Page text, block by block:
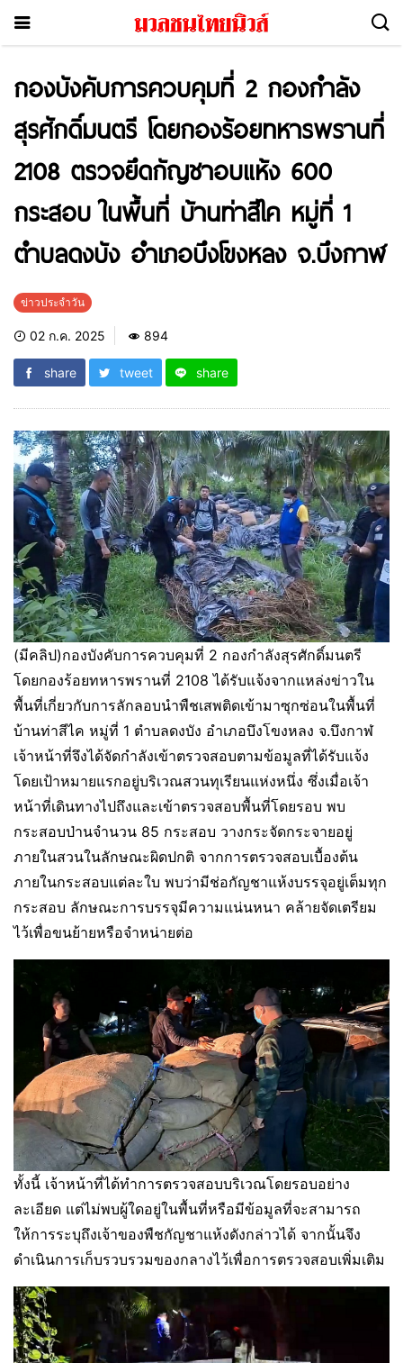
กองบังคับการควบคุมที่ 2 กองกำลัง
สุรศักดิ์มนตรี โดยกองร้อยทหารพรานที่
2108 ตรวจยึดกัญชาอบแห้ง 600
กระสอบ ในพื้นที่ บ้านท่าสีไค หมู่ที่ 1
ตำบลดงบัง อำเภอบึงโขงหลง จ.บึงกาฬ
ข่าวประจำวัน
02 ก.ค. 2025 894
share tweet share
(มีคลิป)กองบังคับการควบคุมที่ 2 กองกำลังสุรศักดิ์มนตรี
โดยกองร้อยทหารพรานที่ 2108 ได้รับแจ้งจากแหล่งข่าวใน
พื้นที่เกี่ยวกับการลักลอบนำพืชเสพติดเข้ามาซุกซ่อนในพื้นที่
บ้านท่าสีไค หมู่ที่ 1 ตำบลดงบัง อำเภอบึงโขงหลง จ.บึงกาฬ
เจ้าหน้าที่จึงได้จัดกำลังเข้าตรวจสอบตามข้อมูลที่ได้รับแจ้ง
โดยเป้าหมายแรกอยู่บริเวณสวนทุเรียนแห่งหนึ่ง ซึ่งเมื่อเจ้า
หน้าที่เดินทางไปถึงและเข้าตรวจสอบพื้นที่โดยรอบ พบ
กระสอบป่านจำนวน 85 กระสอบ วางกระจัดกระจายอยู่
ภายในสวนในลักษณะผิดปกติ จากการตรวจสอบเบื้องต้น
ภายในกระสอบแต่ละใบ พบว่ามีช่อกัญชาแห้งบรรจุอยู่เต็มทุก
กระสอบ ลักษณะการบรรจุมีความแน่นหนา คล้ายจัดเตรียม
ไว้เพื่อขนย้ายหรือจำหน่ายต่อ
ทั้งนี้ เจ้าหน้าที่ได้ทำการตรวจสอบบริเวณโดยรอบอย่าง
ละเอียด แต่ไม่พบผู้ใดอยู่ในพื้นที่หรือมีข้อมูลที่จะสามารถ
ให้การระบุถึงเจ้าของพืชกัญชาแห้งดังกล่าวได้ จากนั้นจึง
ดำเนินการเก็บรวบรวมของกลางไว้เพื่อการตรวจสอบเพิ่มเติม